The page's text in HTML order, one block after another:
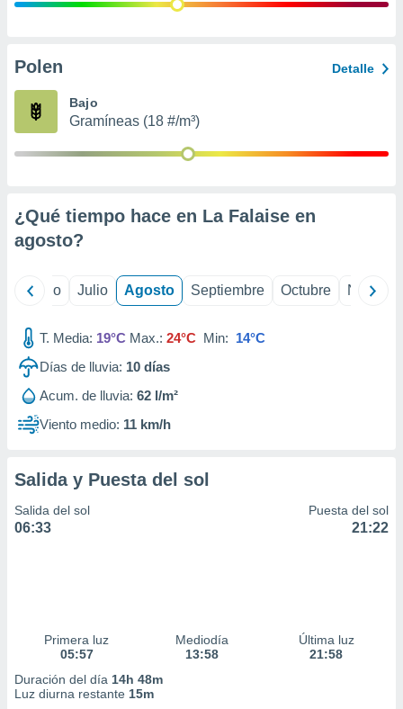
e
publicidad
Polen Detalle
Bajo
Gramíneas (18 #/m³)
¿Qué tiempo hace en La Falaise en
agosto?
Junio Julio Agosto Septiembre Octubre
T. Media: 19°C Max.: 24°C Min: 14°C
Días de lluvia: 10 días
Acum. de lluvia: 62 l/m²
Viento medio: 11 km/h
Salida y Puesta del sol
Salida del sol
06:33
Puesta del sol
21:22
Primera luz
05:57
Mediodía
13:58
Última luz
21:58
Duración del día 14h 48m
Luz diurna restante 15m